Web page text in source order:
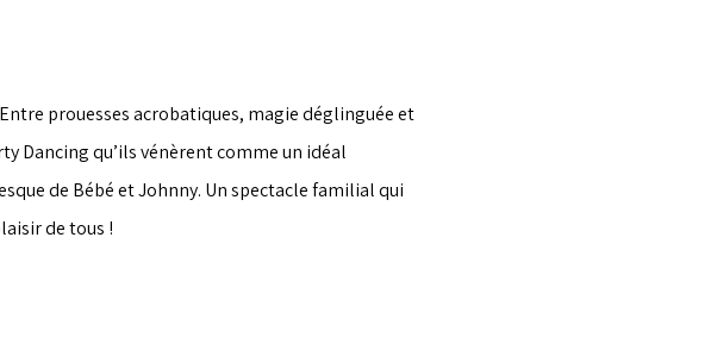
prouesses acrobatiques, magie déglinguée et
Dancing qu’ils vénèrent comme un idéal
de Bébé et Johnny. Un spectacle familial qui
de tous !